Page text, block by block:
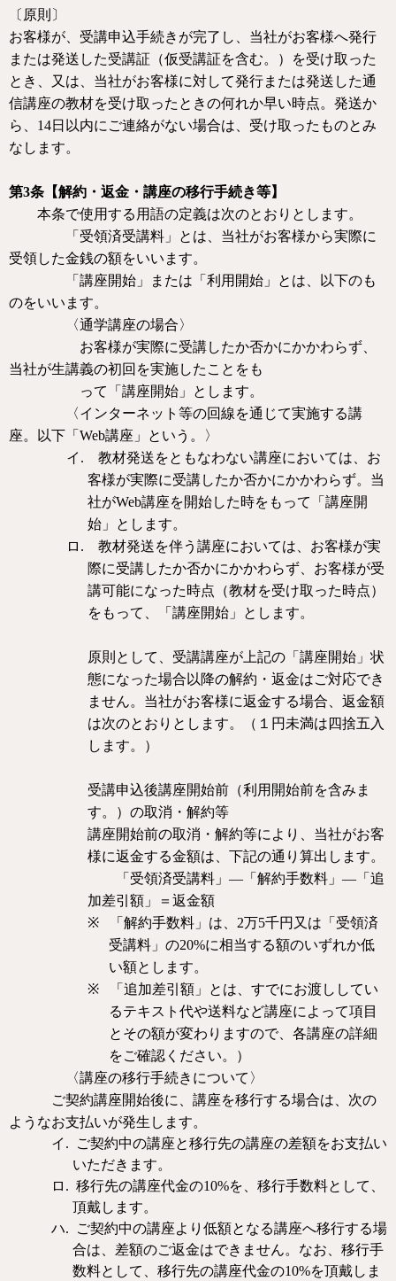
〔原則〕
お客様が、受講申込手続きが完了し、当社がお客様へ発行
または発送した受講証（仮受講証を含む。）を受け取った
とき、又は、当社がお客様に対して発行または発送した通
信講座の教材を受け取ったときの何れか早い時点。発送か
ら、 14日以内にご連絡がない場合は、受け取ったものとみ
なします。
第3条【解約・返金・講座の移行手続き等】
本条で使用する用語の定義は次のとおりとします。
「受領済受講料」とは、当社がお客様から実際に
受領した金銭の額をいいます。
「講座開始」または「利用開始」とは、以下のも
のをいいます。
〈通学講座の場合〉
お客様が実際に受講したか否かにかかわらず、
当社が生講義の初回を実施したことをも
って「講座開始」とします。
〈インターネット等の回線を通じて実施する講
座。以下「 Web講座」という。〉
イ.
教材発送をともなわない講座においては、お
客様が実際に受講したか否かにかかわらず。当
社がWeb講座を開始した時をもって「講座開
始」とします。
ロ.
教材発送を伴う講座においては、お客様が実
際に受講したか否かにかかわらず、お客様が受
講可能になった時点（教材を受け取った時点）
をもって、「講座開始」とします。
原則として、受講講座が上記の「講座開始」状
態になった場合以降の解約・返金はご対応でき
ません。当社がお客様に返金する場合、返金額
は次のとおりとします。（１円未満は四捨五入
します。）
受講申込後講座開始前（利用開始前を含みま
す。）の取消・解約等
講座開始前の取消・解約等により、当社がお客
様に返金する金額は、下記の通り算出します。
「受領済受講料」—「解約手数料」—「追
加差引額」＝返金額
※
「解約手数料」は、 2万5千円又は「受領済
受講料」の20%に相当する額のいずれか低
い額とします。
※
「追加差引額」とは、すでにお渡ししてい
るテキスト代や送料など講座によって項目
とその額が変わりますので、各講座の詳細
をご確認ください。）
〈講座の移行手続きについて〉
ご契約講座開始後に、講座を移行する場合は、次の
ようなお支払いが発生します。
イ.
ご契約中の講座と移行先の講座の差額をお支払い
いただきます。
ロ. 移行先の講座代金の10%を、 移行手数料として、
頂戴します。
ハ.
ご契約中の講座より低額となる講座へ移行する場
合は、差額のご返金はできません。なお、移行手
数料として、移行先の講座代金の10%を頂戴しま